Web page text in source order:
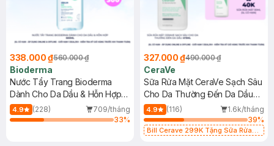
338.000 ₫560.000 ₫
Bioderma
Nước Tẩy Trang Bioderma
Dành Cho Da Dầu & Hỗn Hợp
500ml
4.9 (228)
709/tháng
33%
327.000 ₫490.000 ₫
CeraVe
Sữa Rửa Mặt CeraVe Sạch Sâu
Cho Da Thường Đến Da Dầu
473ml
4.9 (116)
1.6k/tháng
39%
Bill Cerave 299K Tặng Sữa Rửa